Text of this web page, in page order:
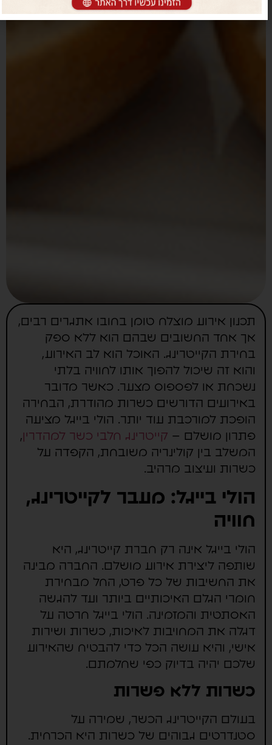
תכנון אירוע מוצלח טומן בחובו אתגרים רבים,
אך אחד החשובים שבהם הוא ללא ספק
בחירת הקייטרינג. האוכל הוא לב האירוע,
והוא זה שיכול להפוך אותו לחוויה בלתי
נשכחת או לפספוס מצער. כאשר מדובר
באירועים הדורשים כשרות מהודרת, הבחירה
הופכת למורכבת עוד יותר. הולי בייגל מציעה
פתרון מושלם –קייטרינג חלבי כשר למהדרין,
המשלב בין קולינריה משובחת, הקפדה על
כשרות ועיצוב מרהיב.
הולי בייגל: מעבר לקייטרינג,
חוויה
הולי בייגל אינה רק חברת קייטרינג, היא
שותפה ליצירת אירוע מושלם. החברה מבינה
את החשיבות של כל פרט, החל מבחירת
חומרי הגלם האיכותיים ביותר ועד להגשה
האסתטית והמזמינה. הולי בייגל חרטה על
דגלה את המחויבות לאיכות, כשרות ושירות
אישי, והיא עושה הכל כדי להבטיח שהאירוע
שלכם יהיה בדיוק כפי שחלמתם.
כשרות ללא פשרות
בעולם הקייטרינג הכשר, שמירה על
סטנדרטים גבוהים של כשרות היא הכרחית.